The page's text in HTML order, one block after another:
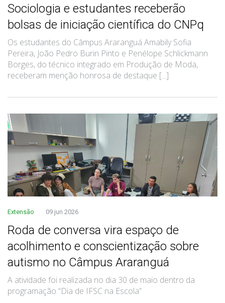
Sociologia e estudantes receberão
bolsas de iniciação científica do CNPq
Os estudantes do Câmpus Araranguá Amabily Sofia
Pereira, João Pedro Burin Pinto e Penélope Schlickmann
Borges, do técnico integrado em Produção de Moda,
receberam menção honrosa de destaque [...]
Extensão 09 jun 2026
Roda de conversa vira espaço de
acolhimento e conscientização sobre
autismo no Câmpus Araranguá
A atividade foi realizada no dia 30 de maio dentro da
programação “Dia de IFSC na Escola”